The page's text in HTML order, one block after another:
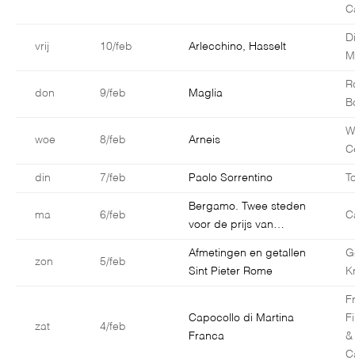
vrij 10/feb Arlecchino, Hasselt
don 9/feb Maglia
woe 8/feb Arneis
din 7/feb Paolo Sorrentino
ma 6/feb
Bergamo. Twee steden
voor de prijs van…
zon 5/feb
Afmetingen en getallen
Sint Pieter Rome
zat 4/feb
Capocollo di Martina
Franca
&